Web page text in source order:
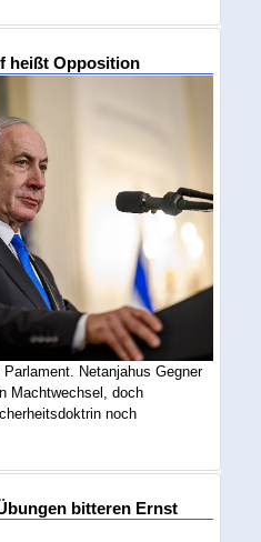
heißt Opposition
Netanjahus Gegner
Machtwechsel, doch
noch
bitteren Ernst